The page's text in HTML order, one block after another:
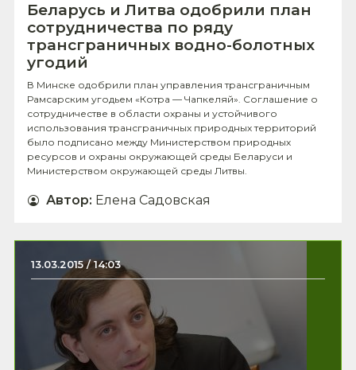
Беларусь и Литва одобрили план
сотрудничества по ряду
трансграничных водно-болотных
угодий
В Минске одобрили план управления трансграничным
Рамсарским угодьем «Котра — Чапкеляй». Соглашение о
сотрудничестве в области охраны и устойчивого
использования трансграничных природных территорий
было подписано между Министерством природных
ресурсов и охраны окружающей среды Беларуси и
Министерством окружающей среды Литвы.
Автор: Елена Садовская
13.03.2015 / 14:03